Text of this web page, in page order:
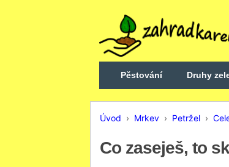
Pěstování Druhy
Úvod › Mrkev › Petržel ›
Co zaseješ, to